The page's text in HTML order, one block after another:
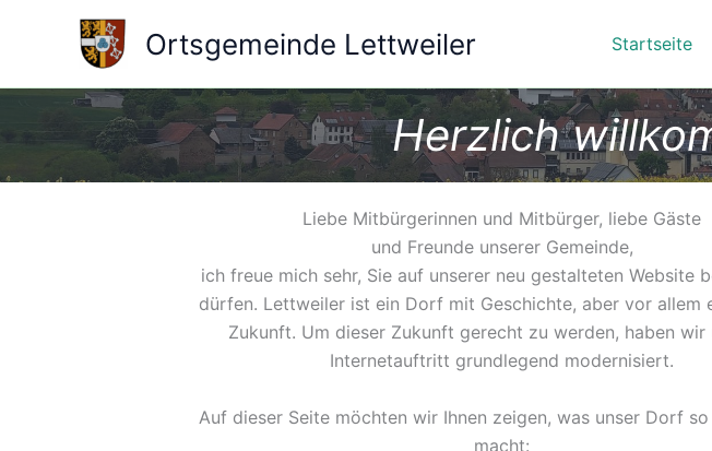
Ortsgemeinde Lettweiler Startseite
Herzlich
Liebe Mitbürgerinnen und Mitbürger, liebe Gäste
und Freunde unserer Gemeinde,
ich freue mich sehr, Sie auf unserer neu gestalteten Website
dürfen. Lettweiler ist ein Dorf mit Geschichte, aber vor allem
Zukunft. Um dieser Zukunft gerecht zu werden, haben wir
Internetauftritt grundlegend modernisiert.
Auf dieser Seite möchten wir Ihnen zeigen, was unser Dorf
macht: